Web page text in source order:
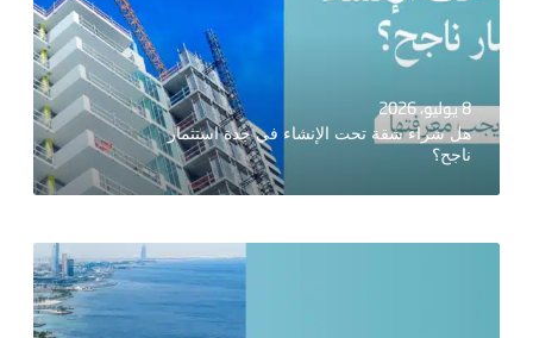
8 يوليو، 2026
هل شراء شقة تحت الإنشاء في جدة استثمار
ناجح؟